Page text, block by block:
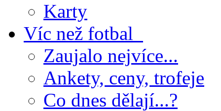
Karty
Víc než fotbal
Zaujalo nejvíce...
Ankety, ceny, trofeje
Co dnes dělají...?